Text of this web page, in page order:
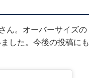
ん。オーバーサイズの
した。今後の投稿にも